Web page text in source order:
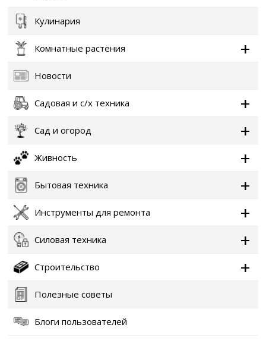
Кулинария
Комнатные растения
Новости
Садовая и с/х техника
Сад и огород
Живность
Бытовая техника
Инструменты для ремонта
Силовая техника
Строительство
Полезные советы
Блоги пользователей